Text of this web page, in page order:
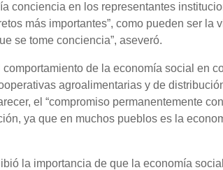
conciencia en los representantes
más importantes”, como pueden ser la
se tome conciencia”, aseveró.
de la economía social en
agroalimentarias y de
el “compromiso permanentemente
ya que en muchos pueblos es la
la importancia de que la economía